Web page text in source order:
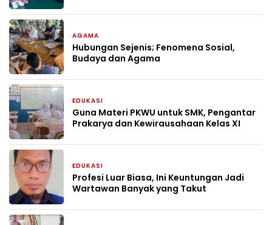
AGAMA
Hubungan Sejenis; Fenomena Sosial,
Budaya dan Agama
EDUKASI
Guna Materi PKWU untuk SMK, Pengantar
Prakarya dan Kewirausahaan Kelas XI
EDUKASI
Profesi Luar Biasa, Ini Keuntungan Jadi
Wartawan Banyak yang Takut